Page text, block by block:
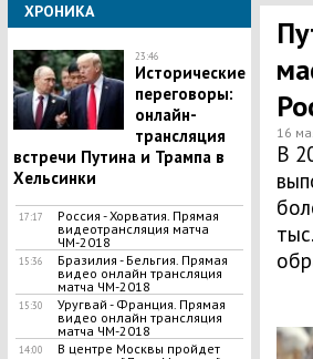
ХРОНИКА
23:46
Исторические
переговоры:
онлайн-
трансляция
встречи Путина и Трампа в
Хельсинки
17:17
Россия - Хорватия. Прямая
видеотрансляция матча
ЧМ-2018
15:36
Бразилия - Бельгия. Прямая
видео онлайн трансляция
матча ЧМ-2018
15:30
Уругвай - Франция. Прямая
видео онлайн трансляция
матча ЧМ-2018
14:00
В центре Москвы пройдет
16
В